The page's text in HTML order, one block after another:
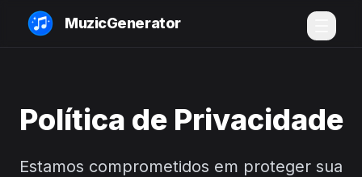
MuzicGenerator
Política de Privacidade
Estamos comprometidos em proteger sua